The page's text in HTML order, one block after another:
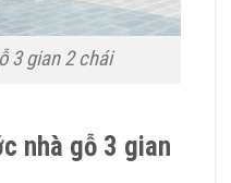
3 gian 2 chái
nhà gỗ 3 gian